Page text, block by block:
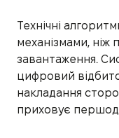
Технічні
механізмами, ніж
завантаження.
цифровий
накладання
приховує